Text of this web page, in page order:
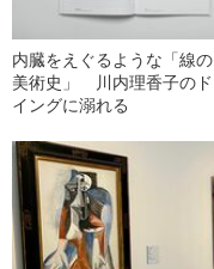
内臓をえぐるような「線
美術史」 川内理香子のド
イングに溺れる